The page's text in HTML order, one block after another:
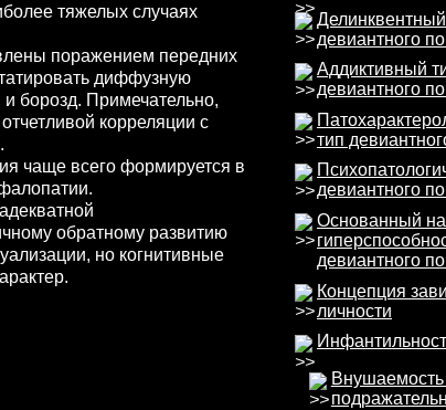
тяжелых случаях
поражением передних
диффузную
борозд. Примечательно,
корреляции с
чаще всего формируется в
обратному развитию
но когнитивные
девиантного
Аддиктивный
девиантного
тип
девиантного
Основанный на
девиантного
Концепция
личности
Внушаемость